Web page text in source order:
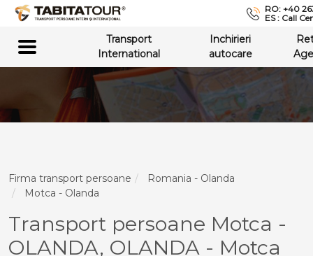
RO: +40
ES : Call
Transport
International
Inchirieri
autocare
Firma transport persoane
Romania - Olanda
Motca - Olanda
Transport persoane Motca -
OLANDA, OLANDA - Motca